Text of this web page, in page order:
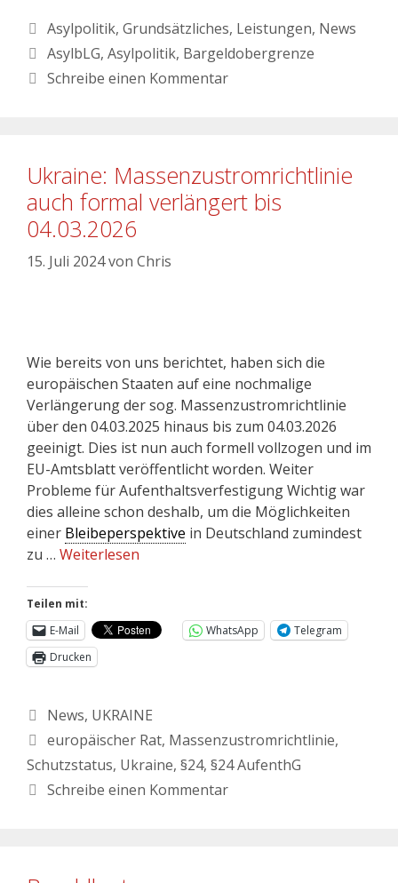
Asylpolitik, Grundsätzliches, Leistungen, News
AsylbLG, Asylpolitik, Bargeldobergrenze
Schreibe einen Kommentar
Ukraine: Massenzustromrichtlinie
auch formal verlängert bis
04.03.2026
15. Juli 2024von Chris
Wie bereits von uns berichtet, haben sich die
europäischen Staaten auf eine nochmalige
Verlängerung der sog. Massenzustromrichtlinie
über den 04.03.2025 hinaus bis zum 04.03.2026
geeinigt. Dies ist nun auch formell vollzogen und im
EU-Amtsblatt veröffentlicht worden. Weiter
Probleme für Aufenthaltsverfestigung Wichtig war
dies alleine schon deshalb, um die Möglichkeiten
einer Bleibeperspektive in Deutschland zumindest
zu … Weiterlesen
Teilen mit:
E-Mail
WhatsApp
Telegram
Drucken
News, UKRAINE
europäischer Rat, Massenzustromrichtlinie,
Schutzstatus, Ukraine, §24, §24 AufenthG
Schreibe einen Kommentar